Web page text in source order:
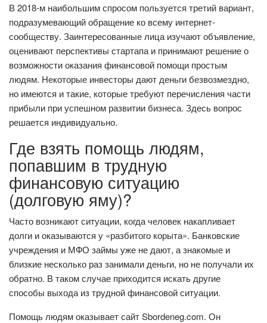
В 2018-м наибольшим спросом пользуется третий вариант,
подразумевающий обращение ко всему интернет-
сообществу. Заинтересованные лица изучают объявление,
оценивают перспективы стартапа и принимают решение о
возможности оказания финансовой помощи простым
людям. Некоторые инвесторы дают деньги безвозмездно,
но имеются и такие, которые требуют перечисления части
прибыли при успешном развитии бизнеса. Здесь вопрос
решается индивидуально.
Где взять помощь людям,
попавшим в трудную
финансовую ситуацию
(долговую яму)?
Часто возникают ситуации, когда человек накапливает
долги и оказываются у «разбитого корыта». Банковские
учреждения и МФО займы уже не дают, а знакомые и
близкие несколько раз занимали деньги, но не получали их
обратно. В таком случае приходится искать другие
способы выхода из трудной финансовой ситуации.
Помощь людям оказывает сайт Sbordeneg.com. Он